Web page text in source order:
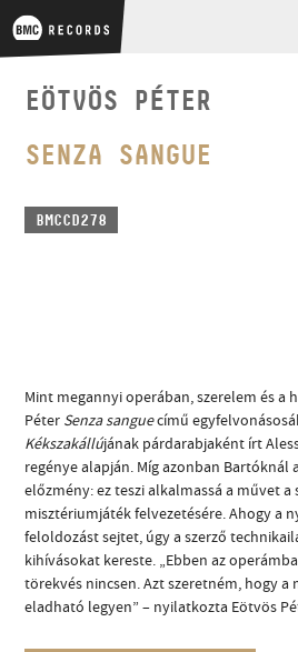
EÖTVÖS PÉTER
SENZA SANGUE
BMCCD278
Mint megannyi operában, szerelem és a
Péter Senza sanguecímű
Kékszakállújának párdarabjaként írt
regénye alapján. Míg azonban
előzmény: ez teszi alkalmassá a művet
misztériumjáték felvezetésére. Ahogy a
feloldozást sejtet, úgy a szerző
kihívásokat kereste. „Ebben az
törekvés nincsen. Azt szeretném, hogy
eladható legyen” – nyilatkozta Eötvös